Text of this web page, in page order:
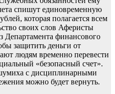
спишут единовременную
которая полагается всем
своих слов Аферисты
финансового
защитить деньги от
людям временно перевести
«безопасный счет».
с дисциплинарными
можно будет вернуть.